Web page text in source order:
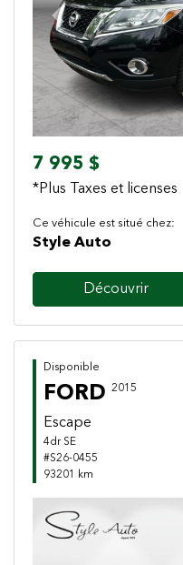
Previous
7 995 $
*Plus Taxes et licenses
Ce véhicule est situé chez:
Style Auto
Découvrir
Disponible
FORD 2015
Escape
4dr SE
#S26-0455
93201 km